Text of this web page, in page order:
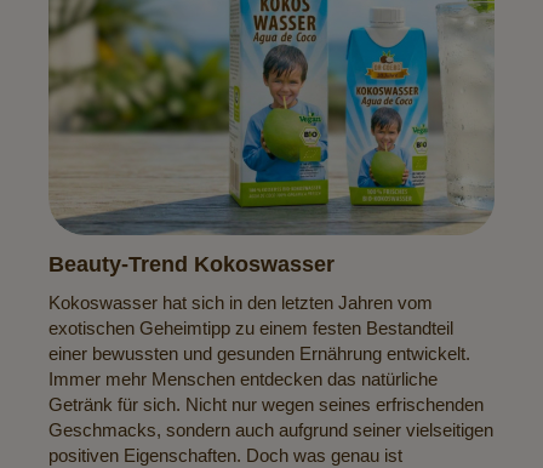
Beauty-Trend Kokoswasser
Kokoswasser hat sich in den letzten Jahren vom
exotischen Geheimtipp zu einem festen Bestandteil
einer bewussten und gesunden Ernährung entwickelt.
Immer mehr Menschen entdecken das natürliche
Getränk für sich. Nicht nur wegen seines erfrischenden
Geschmacks, sondern auch aufgrund seiner vielseitigen
positiven Eigenschaften. Doch was genau ist